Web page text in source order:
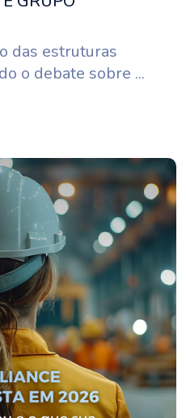
das estruturas
o debate sobre ...